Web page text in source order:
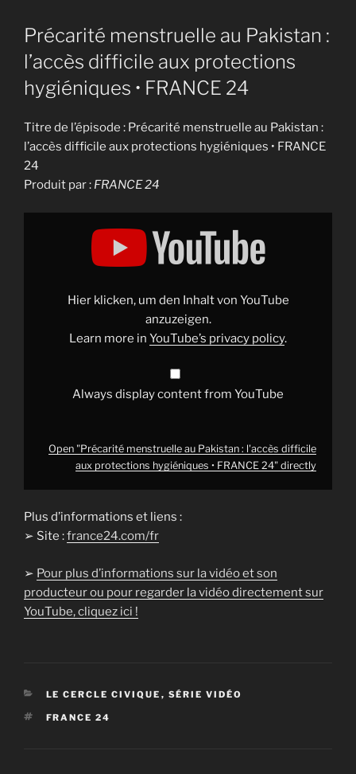
Précarité menstruelle au Pakistan :
l’accès difficile aux protections
hygiéniques • FRANCE 24
Titre de l’épisode : Précarité menstruelle au Pakistan :
l’accès difficile aux protections hygiéniques • FRANCE
24
Produit par : FRANCE 24
Display
Hier klicken, um den Inhalt von YouTube
anzuzeigen.
Learn more in YouTube’s privacy policy.
Always display content from YouTube
Open "Précarité menstruelle au Pakistan : l'accès difficile
aux protections hygiéniques • FRANCE 24" directly
Plus d’informations et liens :
➢ Site :france24.com/fr
➢ Pour plus d’informations sur la vidéo et son
producteur ou pour regarder la vidéo directement sur
YouTube, cliquez ici !
CATÉGORIES
LE CERCLE CIVIQUE , SÉRIE VIDÉO
ÉTIQUETTES
FRANCE 24